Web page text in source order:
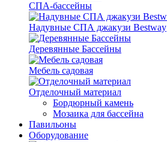
СПА-бассейны
Надувные СПА джакузи Bestway
Деревянные Бассейны
Мебель садовая
Отделочный материал
Бордюрный камень
Мозаика для бассейна
Павильоны
Оборудование